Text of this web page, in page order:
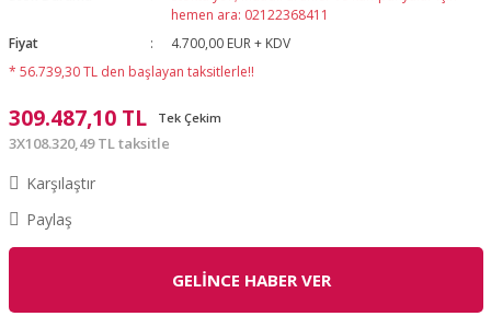
hemen ara: 02122368411
Fiyat
4.700,00 EUR + KDV
* 56.739,30 TL den başlayan taksitlerle!!
309.487,10 TL Tek Çekim
3X108.320,49 TL taksitle
Karşılaştır
Paylaş
GELİNCE HABER VER